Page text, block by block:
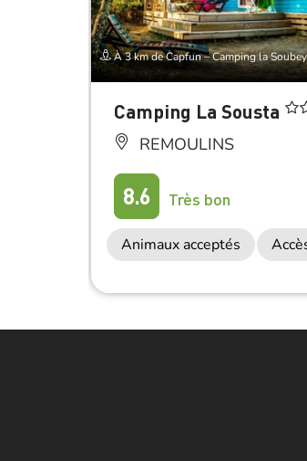
À 3 km de Capfun – Camping la
Camping La Sousta
REMOULINS
8.6 Très bon
Animaux acceptés